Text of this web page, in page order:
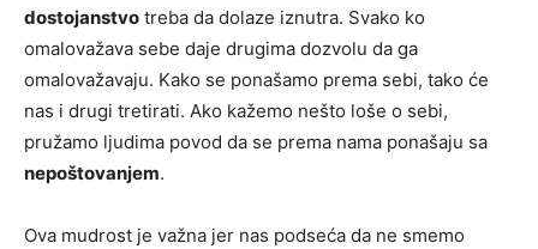
dostojanstvo treba da dolaze iznutra. Svako ko
omalovažava sebe daje drugima dozvolu da ga
omalovažavaju. Kako se ponašamo prema sebi, tako će
nas i drugi tretirati. Ako kažemo nešto loše o sebi,
pružamo ljudima povod da se prema nama ponašaju sa
nepoštovanjem.
Ova mudrost je važna jer nas podseća da ne smemo